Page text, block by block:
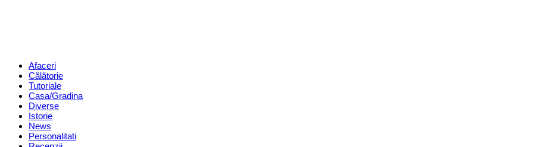
Menu Afaceri
Călătorie
Tutoriale
Casa/Gradina
Diverse
Istorie
News
Personalitati